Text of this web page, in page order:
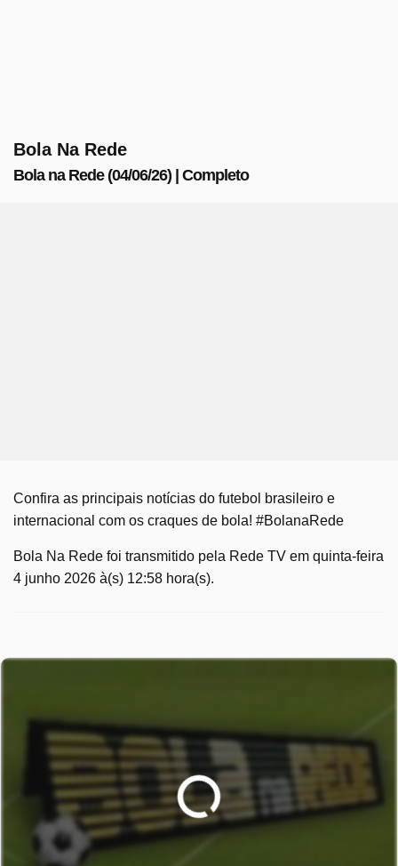
Bola Na Rede
Bola na Rede (04/06/26) | Completo
Confira as principais notícias do futebol brasileiro e
internacional com os craques de bola! #BolanaRede
Bola Na Rede foi transmitido pela Rede TV em quinta-feira
4 junho 2026 à(s) 12:58 hora(s).